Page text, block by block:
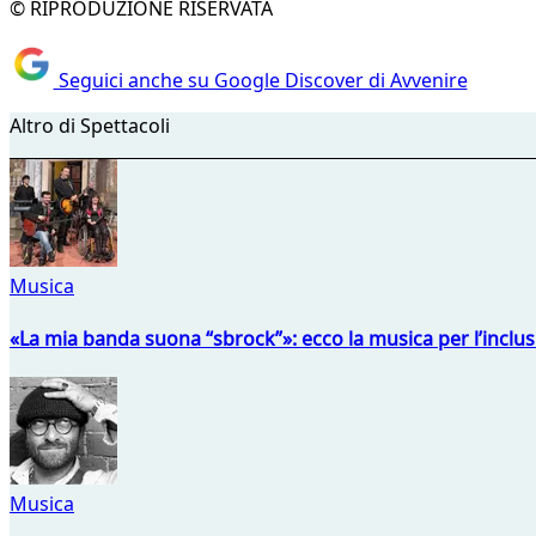
© RIPRODUZIONE RISERVATA
Seguici anche su Google Discover di Avvenire
Altro di Spettacoli
Musica
«La mia banda suona “sbrock”»: ecco la musica per
Musica